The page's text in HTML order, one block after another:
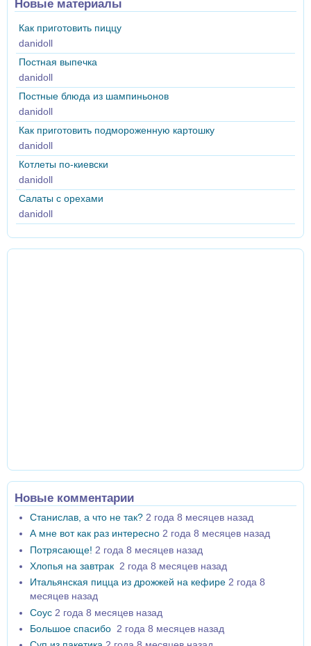
Новые материалы
Как приготовить пиццу
danidoll
Постная выпечка
danidoll
Постные блюда из шампиньонов
danidoll
Как приготовить подмороженную картошку
danidoll
Котлеты по-киевски
danidoll
Салаты с орехами
danidoll
Новые комментарии
Станислав, а что не так? 2 года 8 месяцев назад
А мне вот как раз интересно 2 года 8 месяцев назад
Потрясающе! 2 года 8 месяцев назад
Хлопья на завтрак 2 года 8 месяцев назад
Итальянская пицца из дрожжей на кефире 2 года 8
месяцев назад
Соус 2 года 8 месяцев назад
Большое спасибо 2 года 8 месяцев назад